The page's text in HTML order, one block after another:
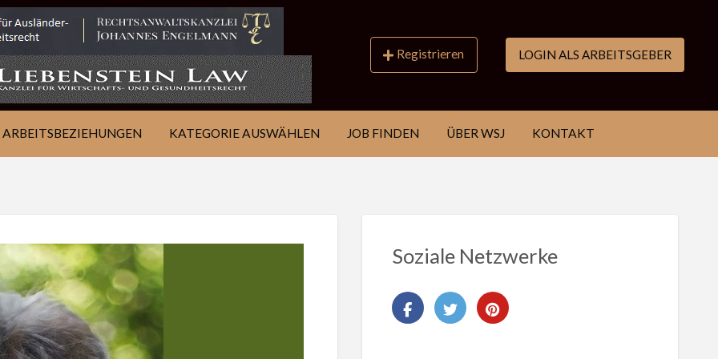
JOB
FINDEN
ÜBER
WSJ
KONTAKT
Registrieren LOGIN ALS ARBEITSGEBER
ARBEITSBEZIEHUNGEN KATEGORIE AUSWÄHLEN JOB FINDEN ÜBER WSJ KONTAKT
Soziale Netzwerke